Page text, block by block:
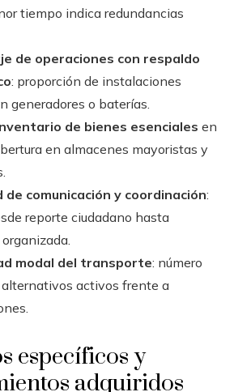
tiempo indica redundancias
de operaciones con respaldo
: proporción de instalaciones
generadores o baterías.
de bienes esenciales en
en almacenes mayoristas y
de comunicación y coordinación:
reporte ciudadano hasta
modal del transporte: número
alternativos activos frente a
específicos y
adquiridos